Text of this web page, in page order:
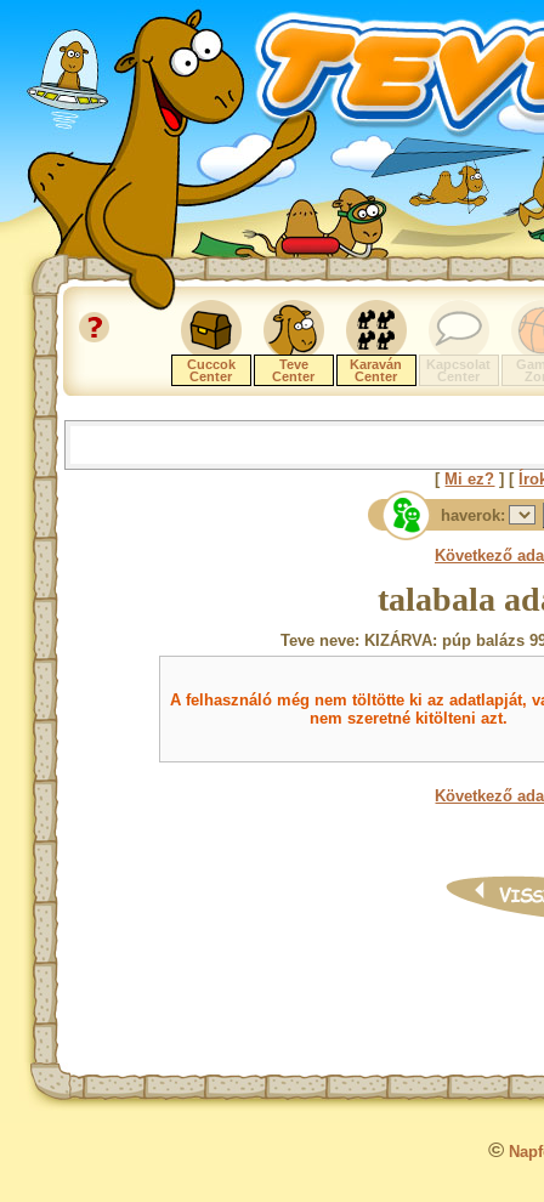
Cuccok
Center
Teve
Center
Karaván
Center
Kapcsolat
Center
[ Mi ez? ] [
haverok:
Következő
talabala
Teve neve: KIZÁRVA: púp balázs
A felhasználó még nem töltötte ki az adatlapját,
nem szeretné kitölteni azt.
Következő
©